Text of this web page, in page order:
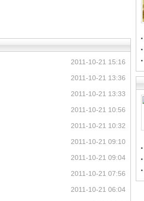
2011-10-21 15:16
2011-10-21 13:36
2011-10-21 13:33
2011-10-21 10:56
2011-10-21 10:32
2011-10-21 09:10
2011-10-21 09:04
2011-10-21 07:56
2011-10-21 06:04